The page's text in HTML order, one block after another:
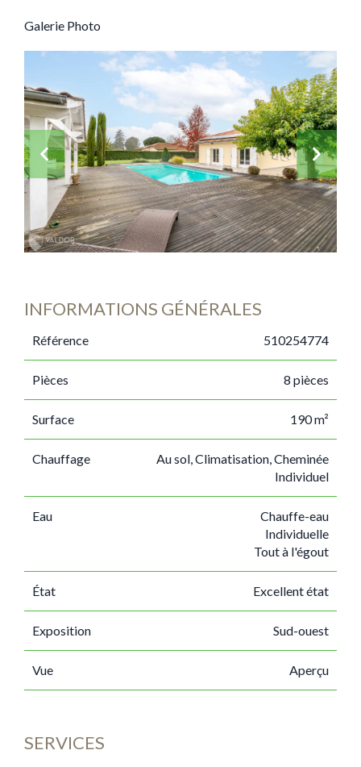
Galerie Photo
INFORMATIONS GÉNÉRALES
Référence 510254774
Pièces 8 pièces
Surface 190 m²
Chauffage
Au sol, Climatisation, Cheminée
Individuel
Eau
Chauffe-eau
Individuelle
Tout à l'égout
État Excellent état
Exposition Sud-ouest
Vue Aperçu
SERVICES